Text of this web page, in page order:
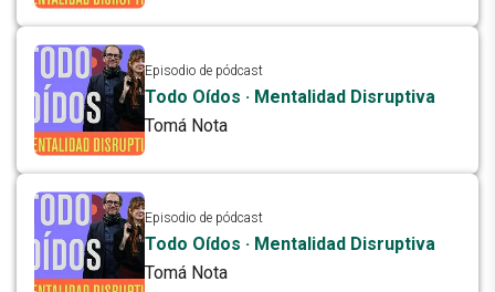
Episodio de pódcast
Todo Oídos · Mentalidad Disruptiva
Tomá Nota
Episodio de pódcast
Todo Oídos · Mentalidad Disruptiva
Tomá Nota